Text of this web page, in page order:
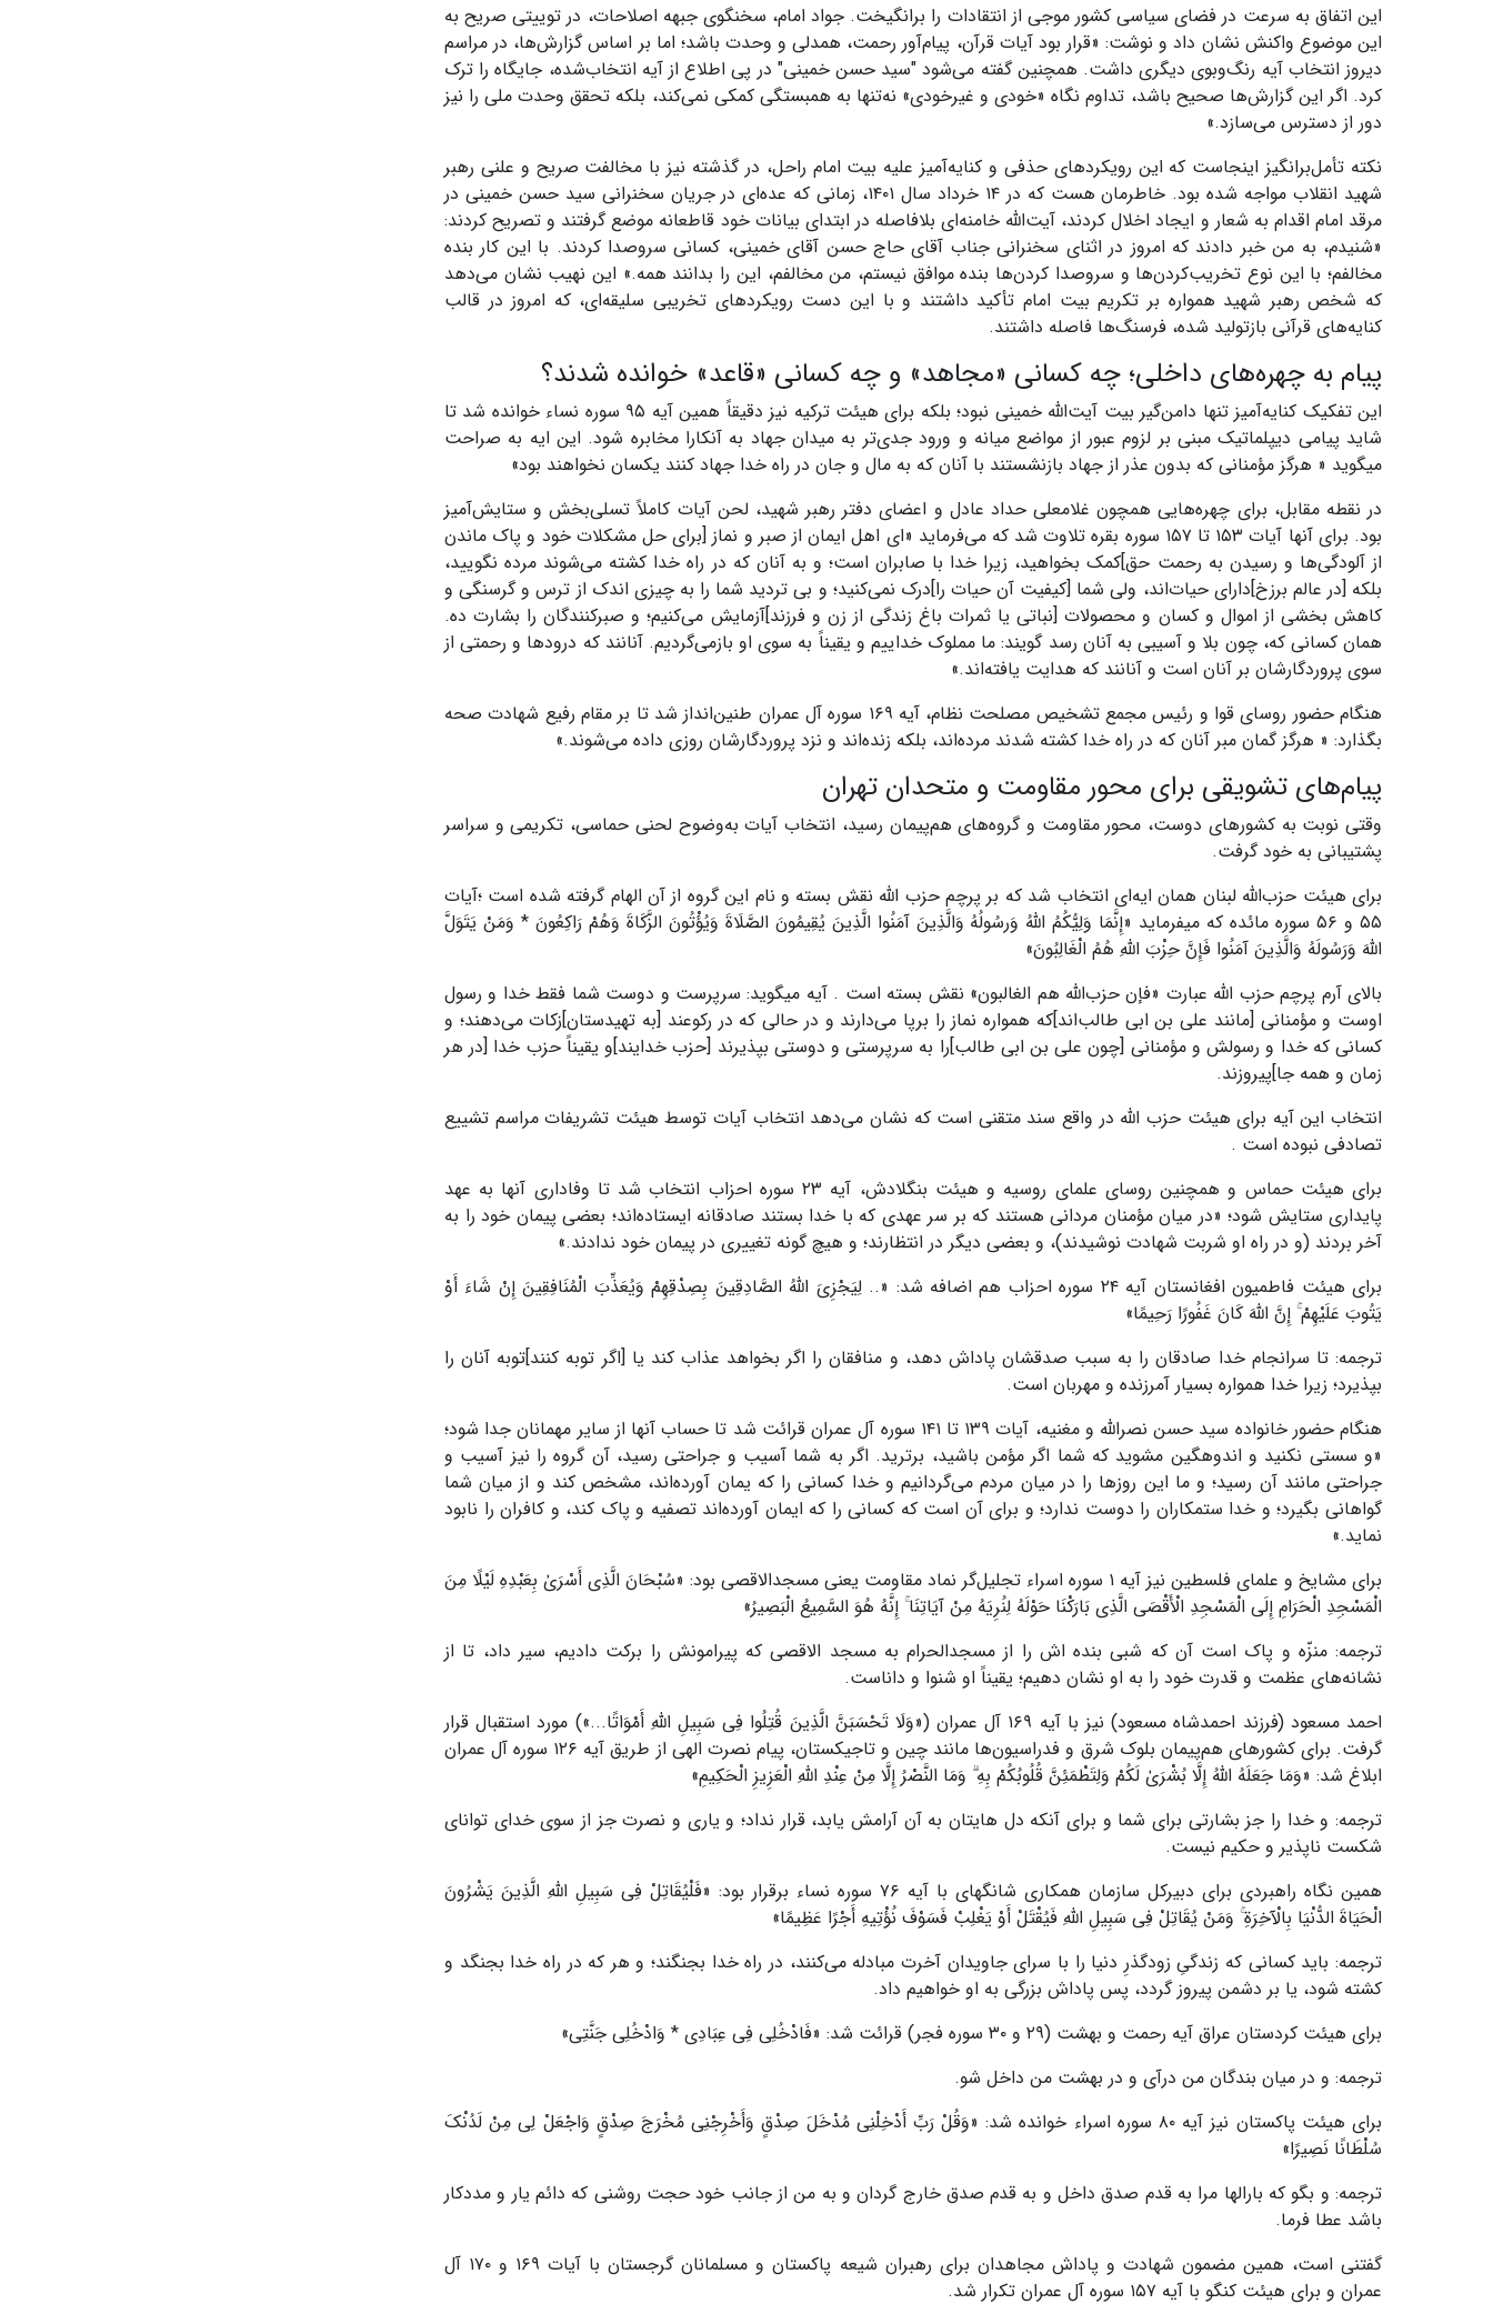
این اتفاق به سرعت در فضای سیاسی کشور موجی از انتقادات را برانگیخت. جواد امام، سخنگوی جبهه اصلاحات، در توییتی صریح به
این موضوع واکنش نشان داد و نوشت: «قرار بود آیات قرآن، پیام‌آور رحمت، همدلی و وحدت باشد؛ اما بر اساس گزارش‌ها، در مراسم
دیروز انتخاب آیه رنگ‌وبوی دیگری داشت. همچنین گفته می‌شود "سید حسن خمینی" در پی اطلاع از آیه انتخاب‌شده، جایگاه را ترک
کرد. اگر این گزارش‌ها صحیح باشد، تداوم نگاه «خودی و غیرخودی» نه‌تنها به همبستگی کمکی نمی‌کند، بلکه تحقق وحدت ملی را نیز
دور از دسترس می‌سازد.»
نکته تأمل‌برانگیز اینجاست که این رویکرد‌های حذفی و کنایه‌آمیز علیه بیت امام راحل، در گذشته نیز با مخالفت صریح و علنی رهبر
شهید انقلاب مواجه شده بود. خاطرمان هست که در ۱۴ خرداد سال ۱۴۰۱، زمانی که عده‌ای در جریان سخنرانی سید حسن خمینی در
مرقد امام اقدام به شعار و ایجاد اخلال کردند، آیت‌الله خامنه‌ای بلافاصله در ابتدای بیانات خود قاطعانه موضع گرفتند و تصریح کردند:
«شنیدم، به من خبر دادند که امروز در اثنای سخنرانی جناب آقای حاج حسن آقای خمینی، کسانی سروصدا کردند. با این کار بنده
مخالفم؛ با این نوع تخریب‌کردن‌ها و سروصدا کردن‌ها بنده موافق نیستم، من مخالفم، این را بدانند همه.» این نهیب نشان می‌دهد
که شخص رهبر شهید همواره بر تکریم بیت امام تأکید داشتند و با این دست رویکرد‌های تخریبی سلیقه‌ای، که امروز در قالب
کنایه‌های قرآنی بازتولید شده، فرسنگ‌ها فاصله داشتند.
پیام به چهره‌های داخلی؛ چه کسانی «مجاهد» و چه کسانی «قاعد» خوانده شدند؟
این تفکیک کنایه‌آمیز تنها دامن‌گیر بیت آیت‌الله خمینی نبود؛ بلکه برای هیئت ترکیه نیز دقیقاً همین آیه ۹۵ سوره نساء خوانده شد تا
شاید پیامی دیپلماتیک مبنی بر لزوم عبور از مواضع میانه و ورود جدی‌تر به میدان جهاد به آنکارا مخابره شود. این ایه به صراحت
میگوید « هرگز مؤمنانی که بدون عذر از جهاد بازنشستند با آنان که به مال و جان در راه خدا جهاد کنند یکسان نخواهند بود»
در نقطه مقابل، برای چهره‌هایی همچون غلامعلی حداد عادل و اعضای دفتر رهبر شهید، لحن آیات کاملاً تسلی‌بخش و ستایش‌آمیز
بود. برای آنها آیات ۱۵۳ تا ۱۵۷ سوره بقره تلاوت شد که می‌فرماید «‌ای اهل ایمان از صبر و نماز [برای حل مشکلات خود و پاک ماندن
از آلودگی‌ها و رسیدن به رحمت حق]کمک بخواهید، زیرا خدا با صابران است؛ و به آنان که در راه خدا کشته می‌شوند مرده نگویید،
بلکه [در عالم برزخ]دارای حیات‌اند، ولی شما [کیفیت آن حیات را]درک نمی‌کنید؛ و بی تردید شما را به چیزی اندک از ترس و گرسنگی و
کاهش بخشی از اموال و کسان و محصولات [نباتی یا ثمرات باغ زندگی از زن و فرزند]آزمایش می‌کنیم؛ و صبرکنندگان را بشارت ده.
همان کسانی که، چون بلا و آسیبی به آنان رسد گویند: ما مملوک خداییم و یقیناً به سوی او بازمی‌گردیم. آنانند که درود‌ها و رحمتی از
سوی پروردگارشان بر آنان است و آنانند که هدایت یافته‌اند.»
هنگام حضور روسای قوا و رئیس مجمع تشخیص مصلحت نظام، آیه ۱۶۹ سوره آل عمران طنین‌انداز شد تا بر مقام رفیع شهادت صحه
بگذارد: « هرگز گمان مبر آنان که در راه خدا کشته شدند مرده‌اند، بلکه زنده‌اند و نزد پروردگارشان روزی داده می‌شوند.»
پیام‌های تشویقی برای محور مقاومت و متحدان تهران
وقتی نوبت به کشور‌های دوست، محور مقاومت و گروه‌های هم‌پیمان رسید، انتخاب آیات به‌وضوح لحنی حماسی، تکریمی و سراسر
پشتیبانی به خود گرفت.
برای هیئت حزب‌الله لبنان همان ایه‌ای انتخاب شد که بر پرچم حزب الله نقش بسته و نام این گروه از آن الهام گرفته شده است ؛آیات
۵۵ و ۵۶ سوره مائده که میفرماید «إِنَّمَا وَلِیُّکُمُ اللَّهُ وَرسُولُهُ وَالَّذِینَ آمَنُوا الَّذِینَ یُقِیمُونَ الصَّلَاةَ وَیُؤْتُونَ الزَّکَاةَ وَهُمْ رَاکِعُونَ * وَمَنْ یَتَوَلَّ
اللَّهَ وَرَسُولَهُ وَالَّذِینَ آمَنُوا فَإِنَّ حِزْبَ اللَّهِ هُمُ الْغَالِبُونَ»
بالای آرم پرچم حزب الله عبارت «فإن حزب‌الله هم الغالبون» نقش بسته است . آیه میگوید: سرپرست و دوست شما فقط خدا و رسول
اوست و مؤمنانی [مانند علی بن ابی طالب‌اند]که همواره نماز را برپا می‌دارند و در حالی که در رکوعند [به تهیدستان]زکات می‌دهند؛ و
کسانی که خدا و رسولش و مؤمنانی [چون علی بن ابی طالب]را به سرپرستی و دوستی بپذیرند [حزب خدایند]و یقیناً حزب خدا [در هر
زمان و همه جا]پیروزند.
انتخاب این آیه برای هیئت حزب الله در واقع سند متقنی است که نشان می‌دهد انتخاب آیات توسط هیئت تشریفات مراسم تشییع
تصادفی نبوده است .
برای هیئت حماس و همچنین روسای علمای روسیه و هیئت بنگلادش، آیه ۲۳ سوره احزاب انتخاب شد تا وفاداری آنها به عهد
پایداری ستایش شود؛ «در میان مؤمنان مردانی هستند که بر سر عهدی که با خدا بستند صادقانه ایستاده‌اند؛ بعضی پیمان خود را به
آخر بردند (و در راه او شربت شهادت نوشیدند)، و بعضی دیگر در انتظارند؛ و هیچ گونه تغییرى در پیمان خود ندادند.»
برای هیئت فاطمیون افغانستان آیه ۲۴ سوره احزاب هم اضافه شد: «.. لِیَجْزِیَ اللَّهُ الصَّادِقِینَ بِصِدْقِهِمْ وَیُعَذِّبَ الْمُنَافِقِینَ إِنْ شَاءَ أَوْ
یَتُوبَ عَلَیْهِمْ ۚ إِنَّ اللَّهَ کَانَ غَفُورًا رَحِیمًا»
ترجمه: تا سرانجام خدا صادقان را به سبب صدقشان پاداش دهد، و منافقان را اگر بخواهد عذاب کند یا [اگر توبه کنند]توبه آنان را
بپذیرد؛ زیرا خدا همواره بسیار آمرزنده و مهربان است.
هنگام حضور خانواده سید حسن نصرالله و مغنیه، آیات ۱۳۹ تا ۱۴۱ سوره آل عمران قرائت شد تا حساب آنها از سایر مهمانان جدا شود؛
«و سستی نکنید و اندوهگین مشوید که شما اگر مؤمن باشید، برترید. اگر به شما آسیب و جراحتی رسید، آن گروه را نیز آسیب و
جراحتی مانند آن رسید؛ و ما این روز‌ها را در میان مردم می‌گردانیم و خدا کسانی را که یمان آورده‌اند، مشخص کند و از میان شما
گواهانی بگیرد؛ و خدا ستمکاران را دوست ندارد؛ و برای آن است که کسانی را که ایمان آورده‌اند تصفیه و پاک کند، و کافران را نابود
نماید.»
برای مشایخ و علمای فلسطین نیز آیه ۱ سوره اسراء تجلیل‌گر نماد مقاومت یعنی مسجدالاقصی بود: «سُبْحَانَ الَّذِی أَسْرَىٰ بِعَبْدِهِ لَیْلًا مِنَ
الْمَسْجِدِ الْحَرَامِ إِلَى الْمَسْجِدِ الْأَقْصَى الَّذِی بَارَکْنَا حَوْلَهُ لِنُرِیَهُ مِنْ آیَاتِنَا ۚ إِنَّهُ هُوَ السَّمِیعُ الْبَصِیرُ»
ترجمه: منزّه و پاک است آن که شبی بنده اش را از مسجدالحرام به مسجد الاقصی که پیرامونش را برکت دادیم، سیر داد، تا از
نشانه‌های عظمت و قدرت خود را به او نشان دهیم؛ یقیناً او شنوا و داناست.
احمد مسعود (فرزند احمدشاه مسعود) نیز با آیه ۱۶۹ آل عمران («وَلَا تَحْسَبَنَّ الَّذِینَ قُتِلُوا فِی سَبِیلِ اللَّهِ أَمْوَاتًا...») مورد استقبال قرار
گرفت. برای کشور‌های هم‌پیمان بلوک شرق و فدراسیون‌ها مانند چین و تاجیکستان، پیام نصرت الهی از طریق آیه ۱۲۶ سوره آل عمران
ابلاغ شد: «وَمَا جَعَلَهُ اللَّهُ إِلَّا بُشْرَىٰ لَکُمْ وَلِتَطْمَئِنَّ قُلُوبُکُمْ بِهِ ۗ وَمَا النَّصْرُ إِلَّا مِنْ عِنْدِ اللَّهِ الْعَزِیزِ الْحَکِیمِ»
ترجمه: و خدا را جز بشارتی برای شما و برای آنکه دل هایتان به آن آرامش یابد، قرار نداد؛ و یاری و نصرت جز از سوی خدای توانای
شکست ناپذیر و حکیم نیست.
همین نگاه راهبردی برای دبیرکل سازمان همکاری شانگهای با آیه ۷۶ سوره نساء برقرار بود: «فَلْیُقَاتِلْ فِی سَبِیلِ اللَّهِ الَّذِینَ یَشْرُونَ
الْحَیَاةَ الدُّنْیَا بِالْآخِرَةِ ۚ وَمَنْ یُقَاتِلْ فِی سَبِیلِ اللَّهِ فَیُقْتَلْ أَوْ یَغْلِبْ فَسَوْفَ نُؤْتِیهِ أَجْرًا عَظِیمًا»
ترجمه: باید کسانی که زندگیِ زودگذرِ دنیا را با سرای جاویدان آخرت مبادله می‌کنند، در راه خدا بجنگند؛ و هر که در راه خدا بجنگد و
کشته شود، یا بر دشمن پیروز گردد، پس پاداش بزرگی به او خواهیم داد.
برای هیئت کردستان عراق آیه رحمت و بهشت (۲۹ و ۳۰ سوره فجر) قرائت شد: «فَادْخُلِی فِی عِبَادِی * وَادْخُلِی جَنَّتِی»
ترجمه: و در میان بندگان من درآی و در بهشت من داخل شو.
برای هیئت پاکستان نیز آیه ۸۰ سوره اسراء خوانده شد: «وَقُلْ رَبِّ أَدْخِلْنِی مُدْخَلَ صِدْقٍ وَأَخْرِجْنِی مُخْرَجَ صِدْقٍ وَاجْعَلْ لِی مِنْ لَدُنْکَ
سُلْطَانًا نَصِیرًا»
ترجمه: و بگو که بارالها مرا به قدم صدق داخل و به قدم صدق خارج گردان و به من از جانب خود حجت روشنی که دائم یار و مددکار
باشد عطا فرما.
گفتنی است، همین مضمون شهادت و پاداش مجاهدان برای رهبران شیعه پاکستان و مسلمانان گرجستان با آیات ۱۶۹ و ۱۷۰ آل
عمران و برای هیئت کنگو با آیه ۱۵۷ سوره آل عمران تکرار شد.